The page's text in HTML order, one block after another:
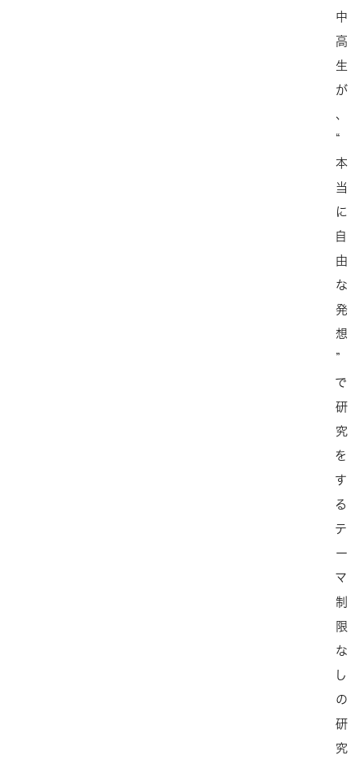
中
高
生
が
、
“
本
当
に
自
由
な
発
想
”
で
研
究
を
す
る
テ
ー
マ
制
限
な
し
の
研
究